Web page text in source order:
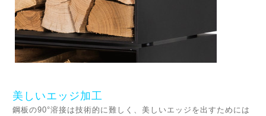
美しいエッジ加工
鋼板の90°溶接は技術的に難しく、美しいエッジを出すためには